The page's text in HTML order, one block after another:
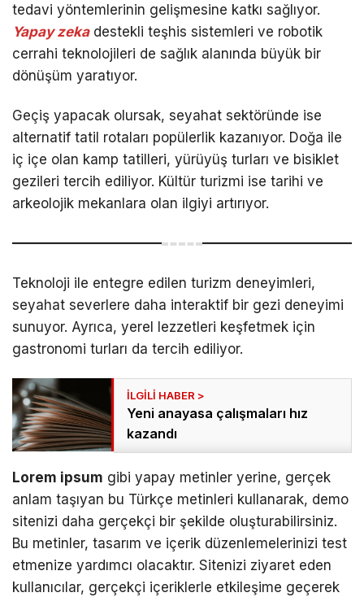
tedavi yöntemlerinin gelişmesine katkı sağlıyor.
Yapay zekadestekli teşhis sistemleri ve robotik
cerrahi teknolojileri de sağlık alanında büyük bir
dönüşüm yaratıyor.
Geçiş yapacak olursak, seyahat sektöründe ise
alternatif tatil rotaları popülerlik kazanıyor. Doğa ile
iç içe olan kamp tatilleri, yürüyüş turları ve bisiklet
gezileri tercih ediliyor. Kültür turizmi ise tarihi ve
arkeolojik mekanlara olan ilgiyi artırıyor.
Teknoloji ile entegre edilen turizm deneyimleri,
seyahat severlere daha interaktif bir gezi deneyimi
sunuyor. Ayrıca, yerel lezzetleri keşfetmek için
gastronomi turları da tercih ediliyor.
Yeni anayasa çalışmaları hız
kazandı
Lorem ipsum gibi yapay metinler yerine, gerçek
anlam taşıyan bu Türkçe metinleri kullanarak, demo
sitenizi daha gerçekçi bir şekilde oluşturabilirsiniz.
Bu metinler, tasarım ve içerik düzenlemelerinizi test
etmenize yardımcı olacaktır. Sitenizi ziyaret eden
kullanıcılar, gerçekçi içeriklerle etkileşime geçerek